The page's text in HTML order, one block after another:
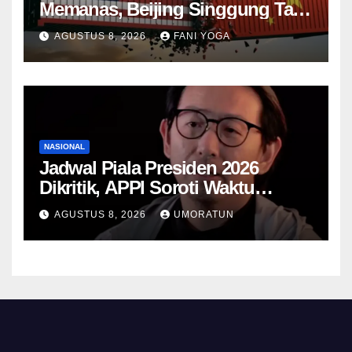
Memanas, Beijing Singgung Tarif
Trump dan Penyelidikan
Keamanan Nasional
AGUSTUS 8, 2026 FANI YOGA
NASIONAL
Jadwal Piala Presiden 2026
Dikritik, APPI Soroti Waktu
Pemulihan Pemain Hanya Satu
AGUSTUS 8, 2026 UMORATUN